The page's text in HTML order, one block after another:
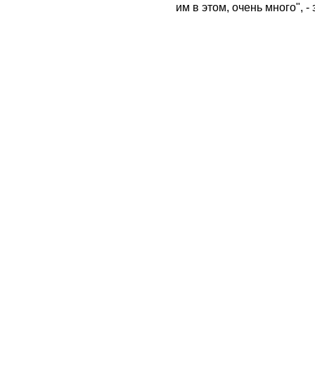
им в этом, очень много", -